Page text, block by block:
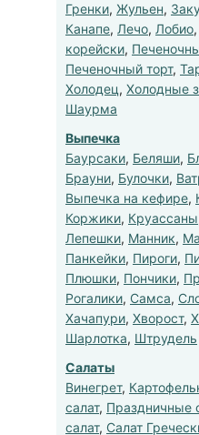
Гренки, Жульен,
Канапе, Лечо, Лобио,
корейски,
Печеночный торт,
Холодец, Холодные
Шаурма
Выпечка
Баурсаки, Беляши,
Брауни, Булочки,
Выпечка на кефире,
Коржики, Круассаны
Лепешки, Манник,
Панкейки, Пироги,
Плюшки, Пончики,
Рогалики, Самса,
Хачапури, Хворост,
Шарлотка, Штрудель
Салаты
Винегрет,
салат, Праздничные
салат, Салат